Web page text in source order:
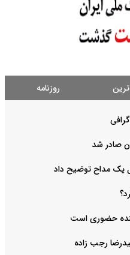
روزنامه
یک مداح توضیح داد
حضوری است
رجب زاده